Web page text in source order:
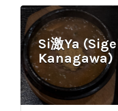
Si激Ya
Kanagawa)